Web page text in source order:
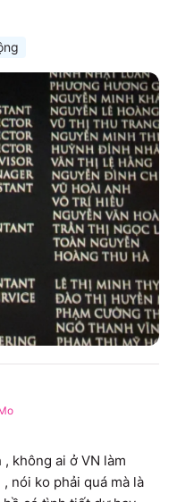
không ai ở VN làm
nói ko phải quá mà là